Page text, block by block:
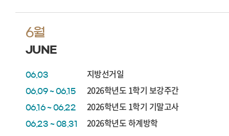
6월
JUNE
06.03 지방선거일
06.09 ~ 06.15 2026학년도 1학기 보강주간
06.16 ~ 06.22 2026학년도 1학기 기말고사
06.23 ~ 08.31 2026학년도 하계방학